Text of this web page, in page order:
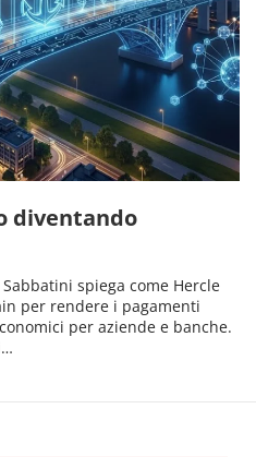
diventando
spiega come Hercle
per rendere i pagamenti
per aziende e banche.